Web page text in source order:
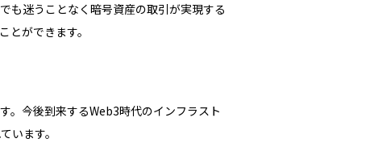
も迷うことなく暗号資産の取引が実現する
ができます。
。今後到来するWeb3時代のインフラスト
います。